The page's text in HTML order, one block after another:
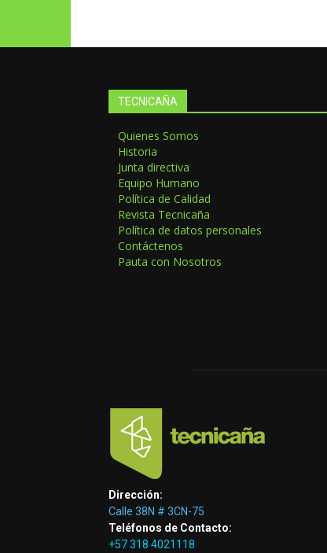
TECNICAÑA
Quienes Somos
Historia
Junta directiva
Equipo Humano
Política de Calidad
Revista Tecnicaña
Política de datos personales
Contáctenos
Pauta con Nosotros
Dirección:
Calle 38N # 3CN-75
Teléfonos de Contacto:
+57 318 4021118